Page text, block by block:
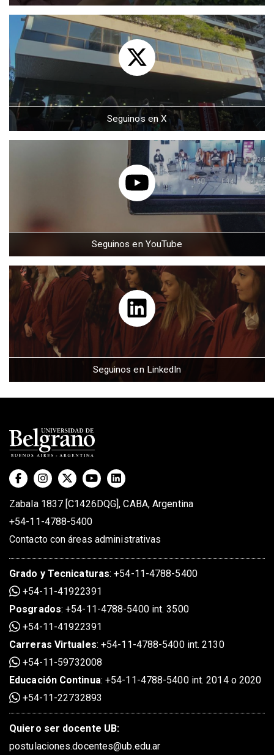
Seguinos en X
Seguinos en YouTube
Seguinos en LinkedIn
Zabala 1837 [C1426DQG], CABA, Argentina
+54-11-4788-5400
Contacto con áreas administrativas
Grado y Tecnicaturas:+54-11-4788-5400
+54-11-41922391
Posgrados:+54-11-4788-5400 int. 3500
+54-11-41922391
Carreras Virtuales:+54-11-4788-5400 int. 2130
+54-11-59732008
Educación Continua:+54-11-4788-5400 int. 2014 o 2020
+54-11-22732893
Quiero ser docente UB:
postulaciones.docentes@ub.edu.ar